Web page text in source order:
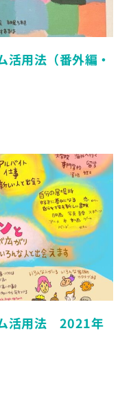
活用法（番外編・
ム活用法 2021年